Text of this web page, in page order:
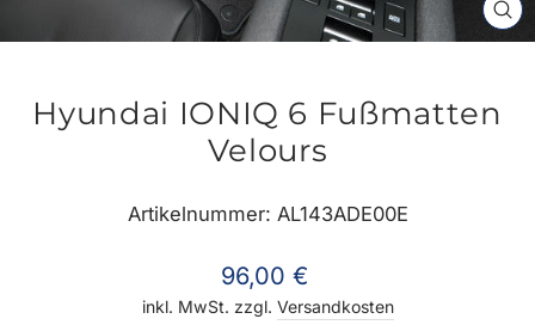
Hyundai IONIQ 6 Fußmatten
Velours
Artikelnummer: AL143ADE00E
Normaler
Preis
96,00 €
inkl. MwSt. zzgl. Versandkosten